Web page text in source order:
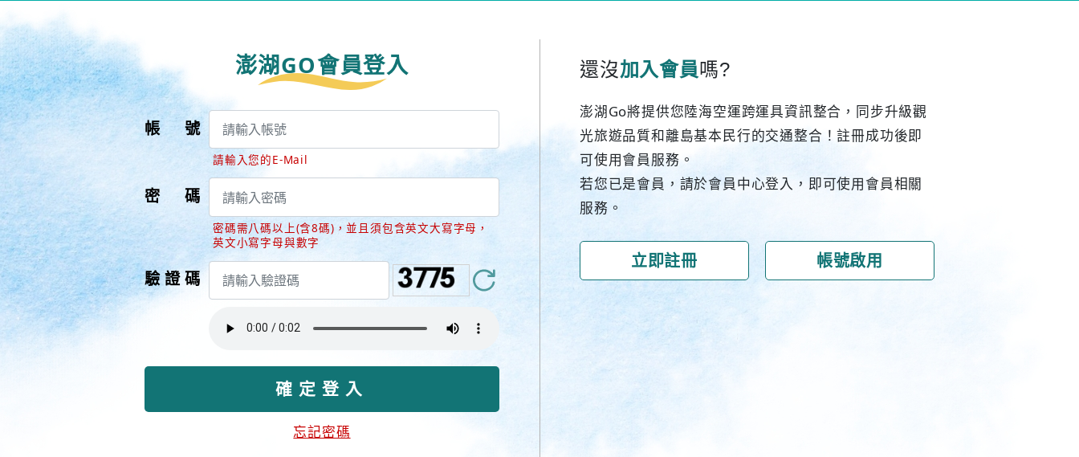
澎湖GO會員登入
帳號
請輸入您的E-Mail
密碼
密碼需八碼以上(含8碼)，並且須包含英文大寫字母，
英文小寫字母與數字
驗證碼
忘記密碼
還沒加入會員嗎?
澎湖Go將提供您陸海空運跨運具資訊整合，同步升級觀
光旅遊品質和離島基本民行的交通整合！註冊成功後即
可使用會員服務。
若您已是會員，請於會員中心登入，即可使用會員相關
服務。
立即註冊 帳號啟用